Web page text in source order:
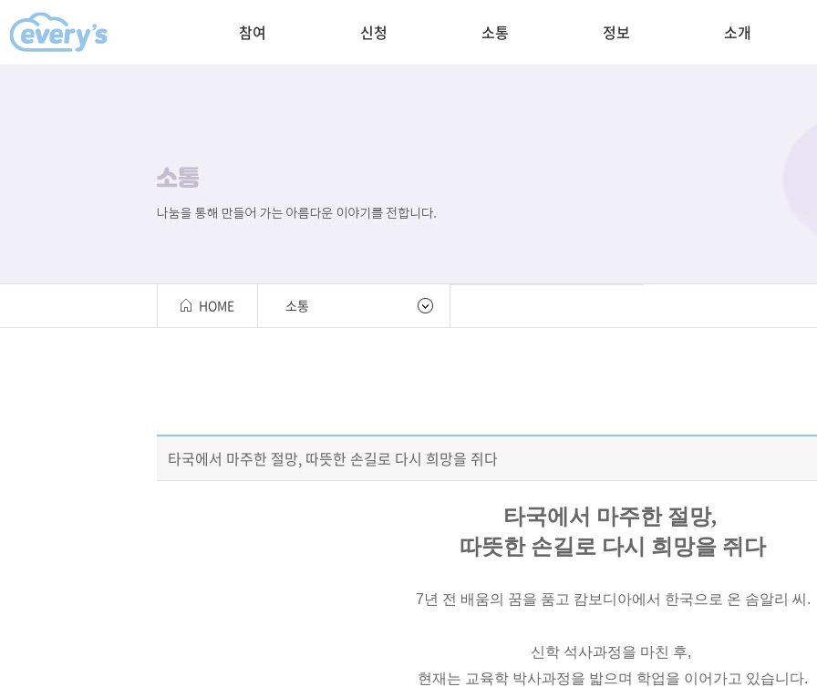
참여 신청 소통 정보 소개
HOME 소통
타국에서 마주한 절망, 따뜻한 손길로 다시 희망을 쥐다
타국에서 마주한 절망,
따뜻한 손길로 다시 희망을 쥐다
7년 전 배움의 꿈을 품고 캄보디아에서 한국으로 온 솜알리 씨 .
신학 석사과정을 마친 후,
현재는 교육학 박사과정을 밟으며 학업을 이어가고 있습니다.